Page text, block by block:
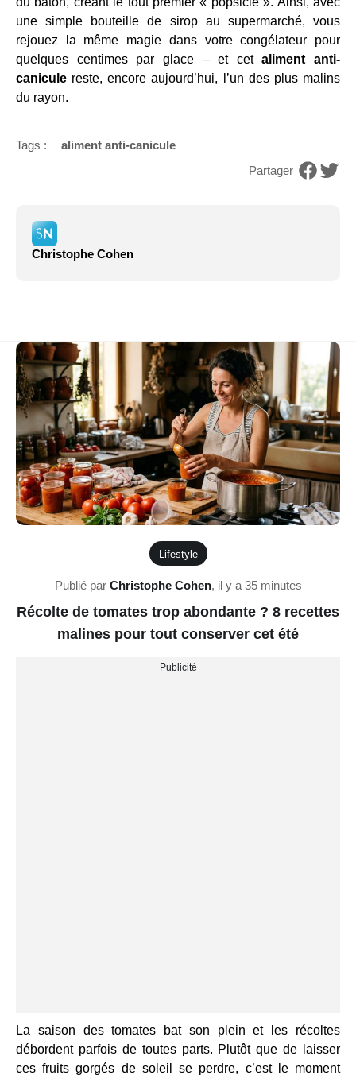
une simple bouteille de sirop au supermarché, vous
rejouez la même magie dans votre congélateur pour
quelques centimes par glace – et cetaliment anti-
canicule reste, encore aujourd’hui, l’un des plus malins
du rayon.
Tags :
aliment anti-canicule
Partager
Christophe Cohen
Lifestyle
Publié par Christophe Cohen, il y a 35 minutes
Récolte de tomates trop abondante ? 8 recettes
malines pour tout conserver cet été
La saison des tomates bat son plein et les récoltes
débordent parfois de toutes parts. Plutôt que de laisser
ces fruits gorgés de soleil se perdre, c’est le moment